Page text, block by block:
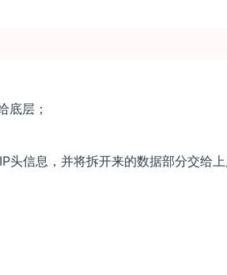
底层；
信息，并将拆开来的数据部分交给上